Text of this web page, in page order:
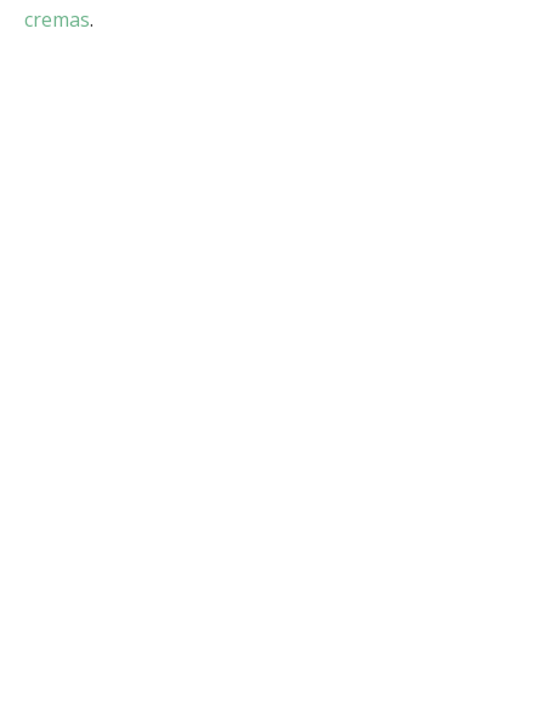
cremas.